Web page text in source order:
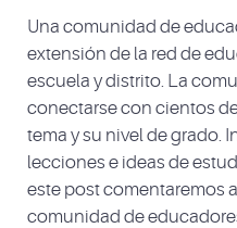
Una comunidad de
extensión de la red de
escuela y distrito. La
conectarse con cientos
tema y su nivel de grado.
lecciones e ideas de
este post comentaremos
comunidad de